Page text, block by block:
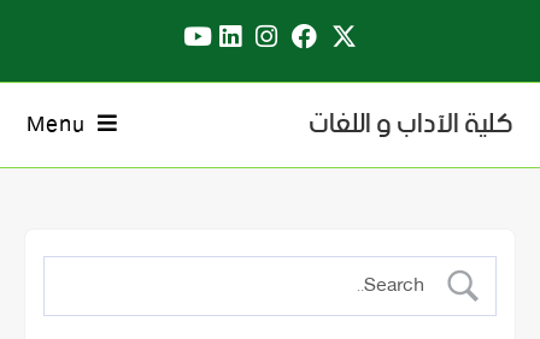
كلية الآداب و اللغات Menu